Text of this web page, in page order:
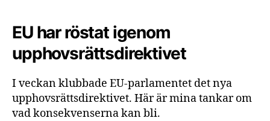
EU har röstat igenom
upphovsrättsdirektivet
I veckan klubbade EU-parlamentet det nya
upphovsrättsdirektivet. Här är mina tankar om
vad konsekvenserna kan bli.